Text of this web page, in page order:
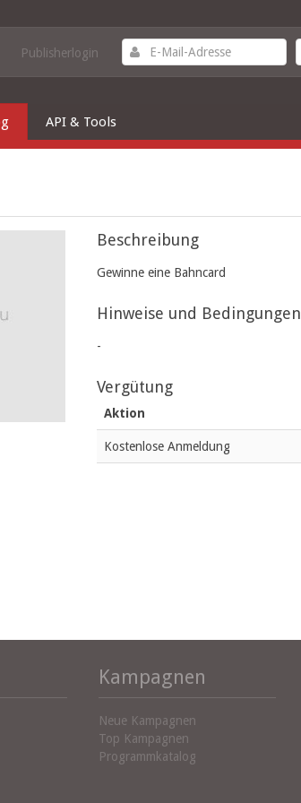
Publisherlogin
API & Tools
Beschreibung
Gewinne eine Bahncard
Hinweise und Bedingungen
-
Vergütung
Aktion
Kostenlose Anmeldung
Kampagnen
Neue Kampagnen
Top Kampagnen
Programmkatalog